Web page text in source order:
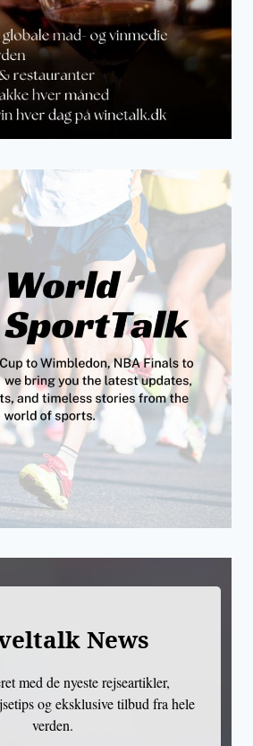
News
med de nyeste rejseartikler,
og eksklusive tilbud fra hele
verden.